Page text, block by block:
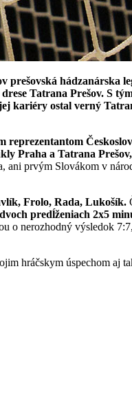
prešovská hádzanárska
Tatrana Prešov. S
kariéry ostal verný
reprezentantom
Praha a Tatrana
prvým Slovákom v
Frolo, Rada, Lukošík.
predĺženiach 2x5
o nerozhodný výsledok
hráčskym úspechom aj